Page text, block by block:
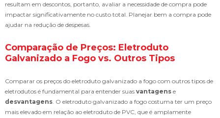
resultam em descontos, portanto, avaliar a necessidade de compra pode
impactar significativamente no custo total. Planejar bem a compra pode
ajudar na redução de despesas.
Comparação de Preços: Eletroduto
Galvanizado a Fogo vs. Outros Tipos
Comparar os preços do eletroduto galvanizado a fogo com outros tipos de
eletrodutos é fundamental para entender suas vantagens e
desvantagens. O eletroduto galvanizado a fogo costuma ter um preço
mais elevado em relação ao eletroduto de PVC, que é amplamente